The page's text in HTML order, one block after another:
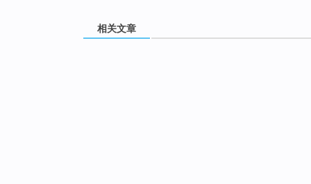
相关文章